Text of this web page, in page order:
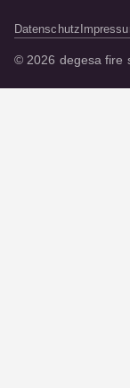
© 2026 degesa fire
Datenschutz